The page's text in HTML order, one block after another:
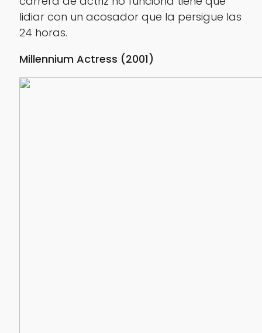
lidiar con un acosador que la persigue las
24 horas.
Millennium Actress (2001)